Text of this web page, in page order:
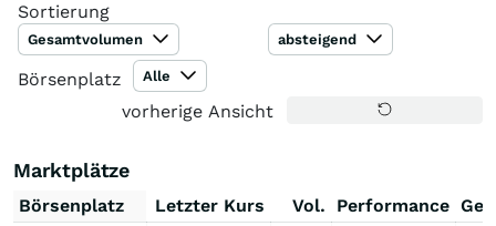
Sortierung
Gesamtvolumen absteigend
Börsenplatz Alle
vorherige Ansicht
Marktplätze
Börsenplatz Letzter Kurs Vol. Performance